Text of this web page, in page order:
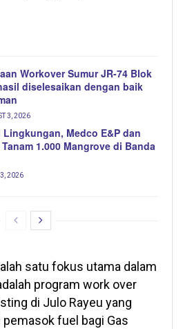
Workover Sumur JR-74 Blok
diselesaikan dengan baik
3, 2026
Lingkungan, Medco E&P dan
Tanam 1.000 Mangrove di Banda
2026
satu fokus utama dalam
program work over
di Julo Rayeu yang
fuel bagi Gas